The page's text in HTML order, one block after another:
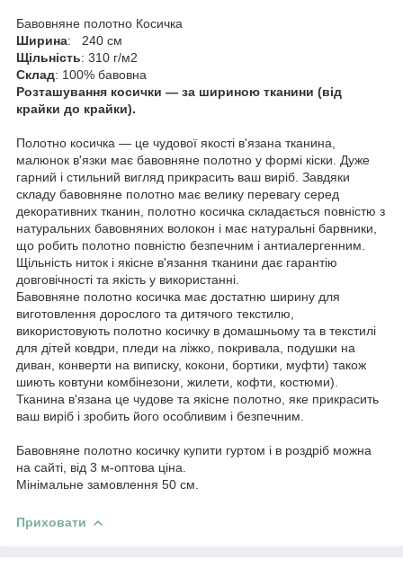
Бавовняне полотно Косичка
Ширина: 240 см
Щільність: 310 г/м2
Склад: 100% бавовна
Розташування косички — за шириною тканини (від
крайки до крайки).
Полотно косичка — це чудової якості в'язана тканина,
малюнок в'язки має бавовняне полотно у формі кіски. Дуже
гарний і стильний вигляд прикрасить ваш виріб. Завдяки
складу бавовняне полотно має велику перевагу серед
декоративних тканин, полотно косичка складається повністю з
натуральних бавовняних волокон і має натуральні барвники,
що робить полотно повністю безпечним і антиалергенним.
Щільність ниток і якісне в'язання тканини дає гарантію
довговічності та якість у використанні.
Бавовняне полотно косичка має достатню ширину для
виготовлення дорослого та дитячого текстилю,
використовують полотно косичку в домашньому та в текстилі
для дітей ковдри, пледи на ліжко, покривала, подушки на
диван, конверти на виписку, кокони, бортики, муфти) також
шиють ковтуни комбінезони, жилети, кофти, костюми).
Тканина в'язана це чудове та якісне полотно, яке прикрасить
ваш виріб і зробить його особливим і безпечним.
Бавовняне полотно косичку купити гуртом і в роздріб можна
на сайті, від 3 м-оптова ціна.
Мінімальне замовлення 50 см.
Приховати